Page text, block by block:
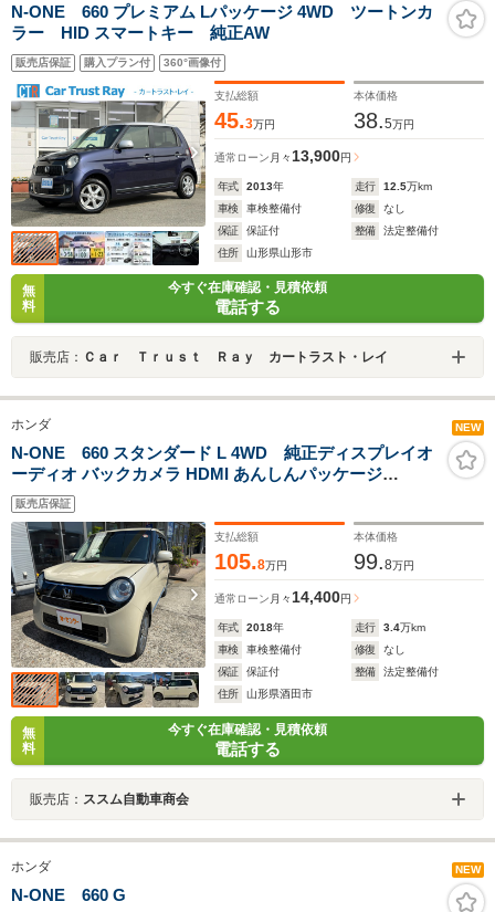
N-ONE 660 プレミアム Lパッケージ 4WD ツートンカ
ラー HID スマートキー 純正AW
販売店保証 購入プラン付 360°画像付
支払総額
45.3万円
本体価格
38.5万円
通常ローン 月々 13,900円
年式 2013年 走行 12.5万km
車検
車検整備付 修復
なし
保証
保証付 整備
法定整備付
住所
山形県山形市
無
料
今すぐ在庫確認・見積依頼
電話する
販売店： Ｃａｒ Ｔｒｕｓｔ Ｒａｙ カートラスト・レイ
ホンダ NEW
N-ONE 660 スタンダード L 4WD 純正ディスプレイオ
ーディオ バックカメラ HDMI あんしんパッケージ
360°UV・IRカットパッケージ プラズマクラスター オー
トリトラミラー 前席シートヒーター
販売店保証
支払総額
105.8万円
本体価格
99.8万円
通常ローン 月々14,400円
年式 2018年 走行 3.4万km
車検
車検整備付 修復
なし
保証
保証付 整備
法定整備付
住所
山形県酒田市
無
料
今すぐ在庫確認・見積依頼
電話する
販売店： ススム自動車商会
ホンダ NEW
N-ONE 660 G